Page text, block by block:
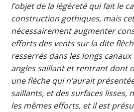
l’objet de la légèreté qui fait le
construction gothiques, mais
nécessairement augmenter
efforts des vents sur la dite
resserrés dans les longs
angles saillant et rentrant dont
une flèche qui n’aurait
saillants, et des surfaces lisses,
les mêmes efforts, et il est